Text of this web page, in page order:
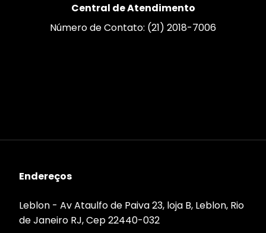
Central de Atendimento
Número de Contato: (21) 2018-7006
Endereços
Leblon - Av Ataulfo de Paiva 23, loja B, Leblon, Rio
de Janeiro RJ, Cep 22440-032